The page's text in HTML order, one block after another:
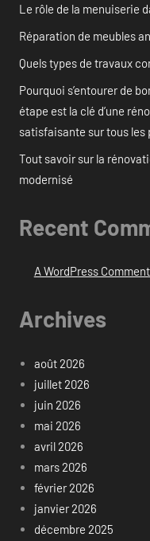
Le rôle de la menuiserie
Réparation de meubles
Quels types de travaux
Pourquoi s’entourer de
étape est la clé d’une
satisfaisante sur tous les
Tout savoir sur la
modernisé
Recent
A WordPress
Archives
août 2026
juillet 2026
juin 2026
mai 2026
avril 2026
mars 2026
février 2026
janvier 2026
décembre 2025